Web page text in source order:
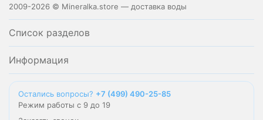
2009-2026 © Mineralka.store — доставка воды
Список разделов
Информация
Остались вопросы? +7 (499) 490-25-85
Режим работы с 9 до 19